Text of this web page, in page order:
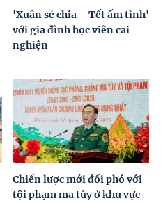
'Xuân sẻ chia – Tết ấm tình'
với gia đình học viên cai
nghiện
Chiến lược mới đối phó với
tội phạm ma túy ở khu vực